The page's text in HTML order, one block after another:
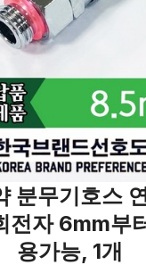
분무기호스
전자 6mm부
용가능, 1개